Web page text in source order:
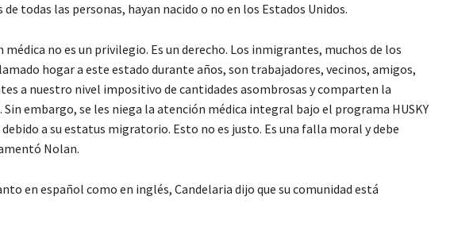
de todas las personas, hayan nacido o no en los Estados Unidos.
médica no es un privilegio. Es un derecho. Los inmigrantes, muchos de los
hogar a este estado durante años, son trabajadores, vecinos, amigos,
a nuestro nivel impositivo de cantidades asombrosas y comparten la
Sin embargo, se les niega la atención médica integral bajo el programa HUSKY
a su estatus migratorio. Esto no es justo. Es una falla moral y debe
Nolan.
en español como en inglés, Candelaria dijo que su comunidad está